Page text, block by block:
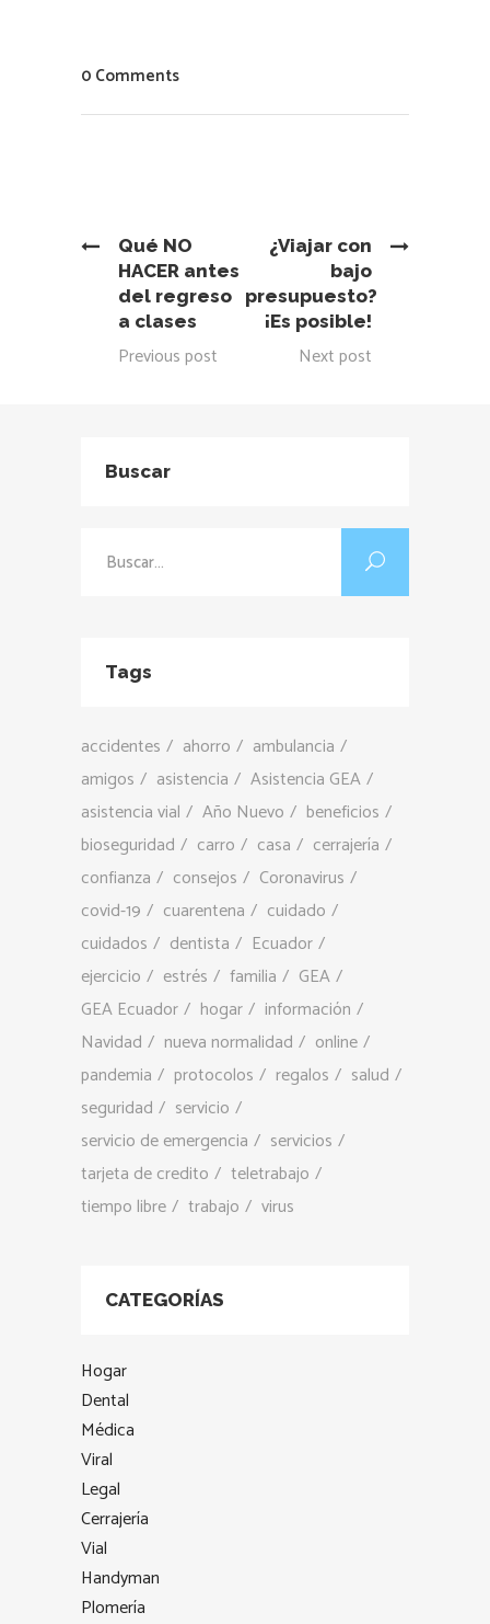
0 Comments
Qué NO
HACER antes
del regreso
a clases
Previous post
¿Viajar con
bajo
presupuesto?
¡Es posible!
Next post
Buscar
Tags
accidentes ahorro
ambulancia
amigos
asistencia
Asistencia GEA
asistencia vial
Año Nuevo
beneficios
bioseguridad
carro casa
cerrajería
confianza
consejos
Coronavirus
covid-19
cuarentena
cuidado
cuidados
dentista
Ecuador
ejercicio
estrés familia
GEA
GEA Ecuador
hogar
información
Navidad
nueva normalidad
online
pandemia
protocolos regalos
salud
seguridad
servicio
servicio de emergencia
servicios
tarjeta de credito
teletrabajo
tiempo libre
trabajo virus
CATEGORÍAS
Hogar
Dental
Médica
Viral
Legal
Cerrajería
Vial
Handyman
Plomería